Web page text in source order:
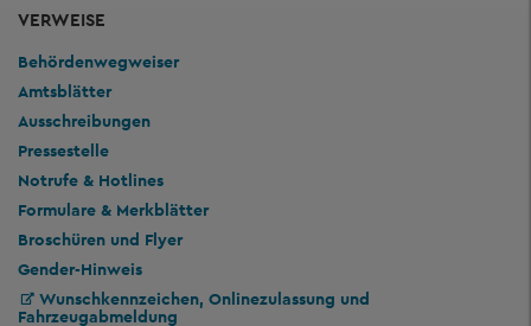
VERWEISE
Behördenwegweiser
Amtsblätter
Ausschreibungen
Pressestelle
Notrufe & Hotlines
Formulare & Merkblätter
Broschüren und Flyer
Gender-Hinweis
Wunschkennzeichen, Onlinezulassung und
Fahrzeugabmeldung